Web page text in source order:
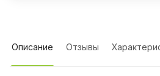
Описание Отзывы